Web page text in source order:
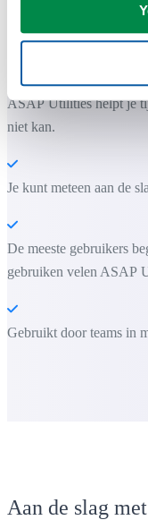
Praktische tools die
Bespaar tijd in
ASAP Utilities helpt je
niet kan.
Je kunt meteen aan de
De meeste gebruikers
gebruiken velen ASAP
Gebruikt door teams in
Aan de slag